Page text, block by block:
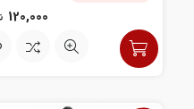
120,000